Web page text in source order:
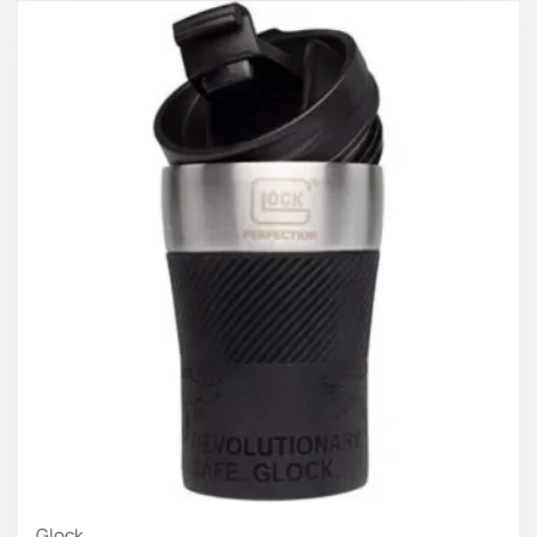
Και ας μην ξεχνάμε την ευκολία – το Norman διαθέτει
μια γενναιόδωρη είσοδο πλάτους 53 mm, κάνοντας τα
ανταλλακτικά παιχνιδάκια. Δεν χρειάζεται πλέον να
παλεύετε να ρίξετε νερό σε στενά ανοίγματα. Η
ευρεία είσοδος Normans εξασφαλίζει
Κατασκευασμένο από Tritan™ χωρίς BPA για
καθαρή, αμόλυντη ενυδάτωση
Υλικό υψηλής αντοχής αντέχει σε θερμοκρασίες
από -10°C έως 90°C
Το πλατύ στόμιο εμποδίζει το υγρό να παγώσει
εύκολα και επιτρέπει την εύκολη πρόσβαση σε
Ιδανικό για να φτιάχνετε τα γεύματα
ανακατεύοντας τα υλικά